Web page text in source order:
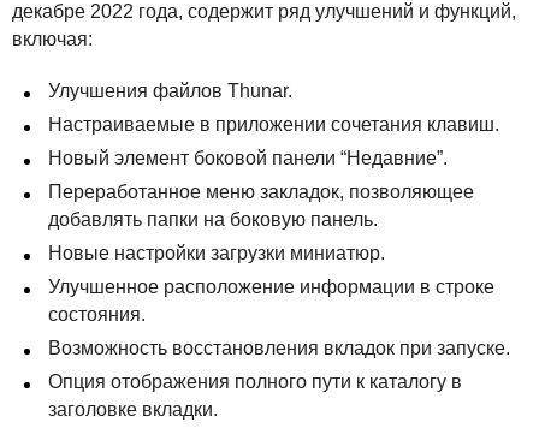
декабре 2022 года, содержит ряд улучшений и функций,
включая:
Улучшения файлов Thunar.
Настраиваемые в приложении сочетания клавиш.
Новый элемент боковой панели “Недавние”.
Переработанное меню закладок, позволяющее
добавлять папки на боковую панель.
Новые настройки загрузки миниатюр.
Улучшенное расположение информации в строке
состояния.
Возможность восстановления вкладок при запуске.
Опция отображения полного пути к каталогу в
заголовке вкладки.